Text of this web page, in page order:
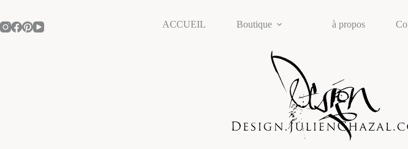
contenu
ACCUEIL Boutique à propos